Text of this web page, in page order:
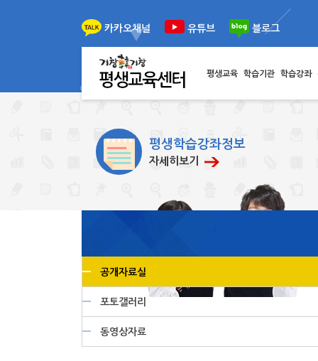
카카오채널
유튜브 블로그
평생교육 학습기관 학습강좌
평생학습강좌정보
자세히보기
공개자료실
포토갤러리
동영상자료